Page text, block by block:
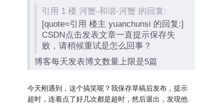
引用 1 楼 河蟹-和谐-河蟹 的回复:
[quote=引用 楼主 yuanchunsi 的回复:]
CSDN点击发表文章一直提示保存失
败，请稍候重试是怎么回事？
博客每天发表博文数量上限是5篇
今天刚遇到，这个搞笑呢？我保存草稿后发布，提示
超时，连着点了好几次都是超时，然后退出，发现他